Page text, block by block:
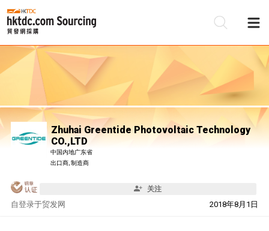
Zhuhai Greentide Photovoltaic Technology
CO.,LTD
中国内地广东省
出口商, 制造商
关注
自 2018年8月1日
登录于贸发网